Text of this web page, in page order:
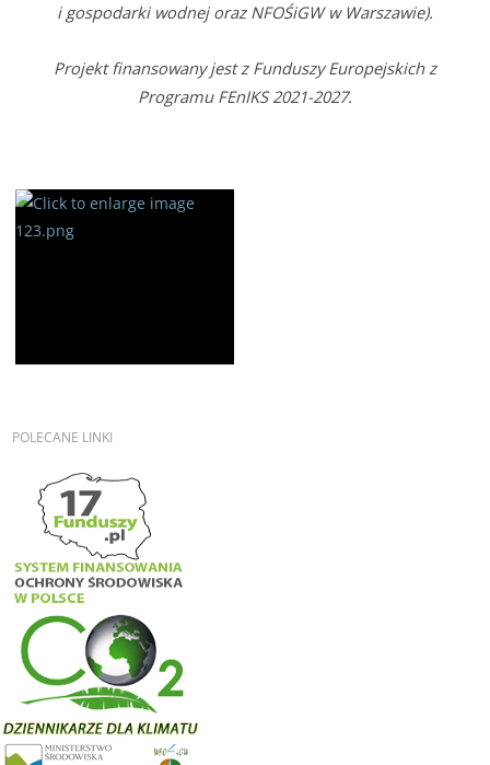
i gospodarki wodnej oraz NFOŚiGW w Warszawie).
Projekt finansowany jest z Funduszy Europejskich z
Programu FEnIKS 2021-2027.
POLECANE LINKI